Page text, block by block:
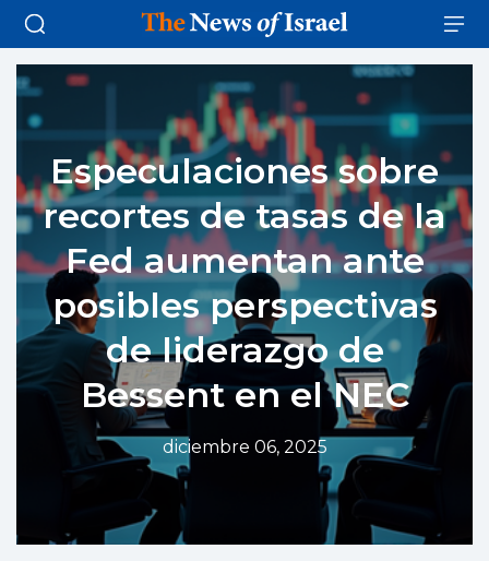
Especulaciones sobre
recortes de tasas de la
Fed aumentan ante
posibles perspectivas
de liderazgo de
Bessent en el NEC
diciembre 06, 2025